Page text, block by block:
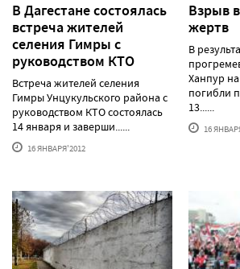
В Дагестане состоялась
встреча жителей
селения Гимры с
руководством КТО
Встреча жителей селения
Гимры Унцукульского района с
руководством КТО состоялась
14 января и заверши......
16 ЯНВАРЯ'2012
Взрыв
жертв
В
Ханпур
погибли
13......
16